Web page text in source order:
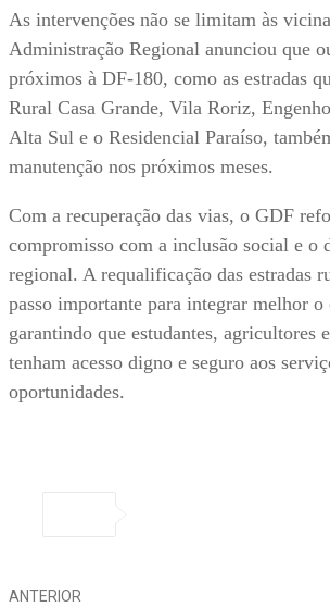
As intervenções não se limitam às
Administração Regional anunciou que
próximos à DF-180, como as estradas
Rural Casa Grande, Vila Roriz,
Alta Sul e o Residencial Paraíso,
manutenção nos próximos meses.
Com a recuperação das vias, o GDF
compromisso com a inclusão social e o
regional. A requalificação das estradas
passo importante para integrar melhor o
garantindo que estudantes, agricultores
tenham acesso digno e seguro aos
oportunidades.
ANTERIOR